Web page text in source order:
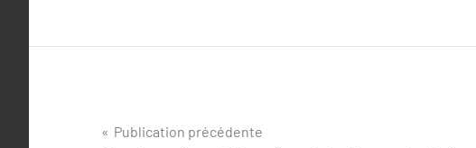
Navigation
Publication précédente